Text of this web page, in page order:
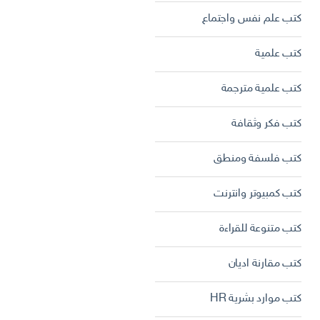
كتب علم نفس واجتماع
كتب علمية
كتب علمية مترجمة
كتب فكر وثقافة
كتب فلسفة ومنطق
كتب كمبيوتر وانترنت
كتب متنوعة للقراءة
كتب مقارنة اديان
كتب موارد بشرية HR